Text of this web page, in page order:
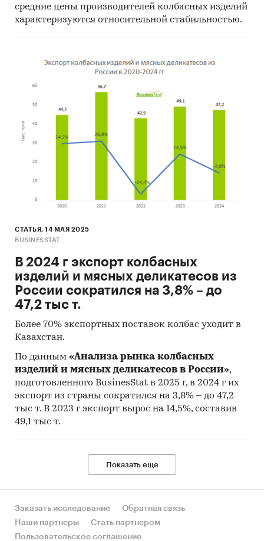
средние цены производителей колбасных изделий
характеризуются относительной стабильностью.
СТАТЬЯ, 14 МАЯ 2025
BUSINESSTAT
В 2024 г экспорт колбасных
изделий и мясных деликатесов из
России сократился на 3,8% – до
47,2 тыс т.
Более 70% экспортных поставок колбас уходит в
Казахстан.
По данным «Анализа рынка колбасных
изделий и мясных деликатесов в России»,
подготовленного BusinesStat в 2025 г, в 2024 г их
экспорт из страны сократился на 3,8% – до 47,2
тыс т. В 2023 г экспорт вырос на 14,5%, составив
49,1 тыс т.
Показать еще
Заказать исследование
Обратная связь
Наши партнеры
Стать партнером
Пользовательское соглашение